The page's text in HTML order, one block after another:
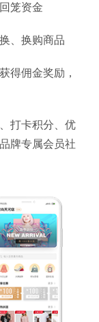
笼资金
、换购商品
得佣金奖励，
打卡积分、优
牌专属会员社